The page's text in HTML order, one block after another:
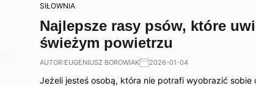
SIŁOWNIA
Najlepsze rasy psów, które
świeżym powietrzu
AUTOR:EUGENIUSZ BOROWIAK 2026-01-04
Jeżeli jesteś osobą, która nie potrafi wyobrazić